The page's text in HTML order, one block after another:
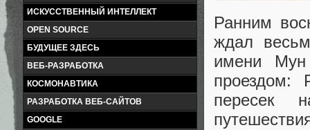
ИСКУССТВЕННЫЙ ИНТЕЛЛЕКТ
OPEN SOURCE
БУДУЩЕЕ ЗДЕСЬ
ВЕБ-РАЗРАБОТКА
КОСМОНАВТИКА
РАЗРАБОТКА ВЕБ-САЙТОВ
GOOGLE
Ранним
ждал
имени
проездом:
пересек